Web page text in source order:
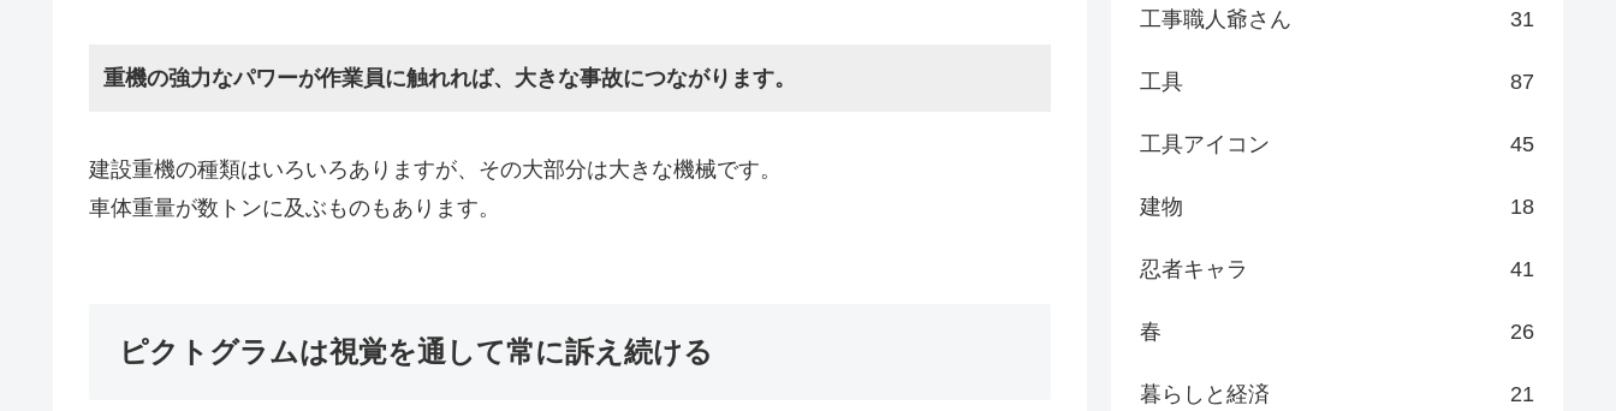
重機の強力なパワーが作業員に触れれば、大きな事故につながります。
建設重機の種類はいろいろありますが、その大部分は大きな機械です。
車体重量が数トンに及ぶものもあります。
ピクトグラムは視覚を通して常に訴え続ける
工事職人爺さん 31
工具 87
工具アイコン 45
建物 18
忍者キャラ 41
春 26
暮らしと経済 21